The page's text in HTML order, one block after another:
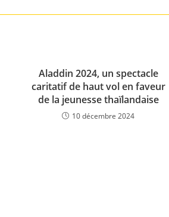
Aladdin 2024, un spectacle
caritatif de haut vol en faveur
de la jeunesse thaïlandaise
10 décembre 2024